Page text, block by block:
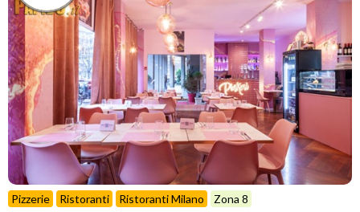
Pizzerie Ristoranti Ristoranti Milano
Zona 8